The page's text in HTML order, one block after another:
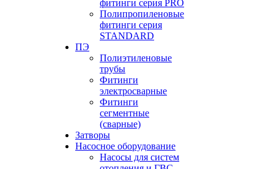
фитинги серия PRO
Полипропиленовые
фитинги серия
STANDARD
ПЭ
Полиэтиленовые
трубы
Фитинги
электросварные
Фитинги
сегментные
(сварные)
Затворы
Насосное оборудование
Насосы для систем